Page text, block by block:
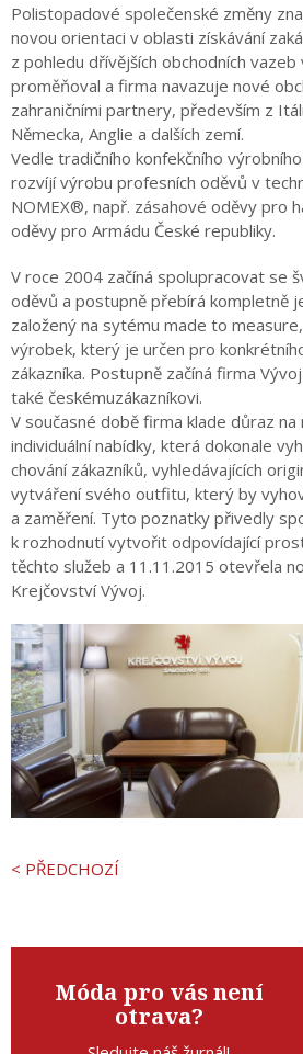
Polistopadové společenské změny
novou orientaci v oblasti získávání
z pohledu dřívějších obchodních vazeb
proměňoval a firma navazuje nové
zahraničními partnery, především z
Německa, Anglie a dalších zemí.
Vedle tradičního konfekčního
rozvíjí výrobu profesních oděvů v
NOMEX®, např. zásahové oděvy pro
oděvy pro Armádu České republiky.
V roce 2004 začíná spolupracovat se
oděvů a postupně přebírá kompletně
založený na sytému made to
výrobek, který je určen pro
zákazníka. Postupně začíná firma
také českémuzákazníkovi.
V současné době firma klade důraz
individuální nabídky, která dokonale
chování zákazníků, vyhledávajících
vytváření svého outfitu, který by
a zaměření. Tyto poznatky přivedly
k rozhodnutí vytvořit odpovídající
těchto služeb a 11.11.2015 otevřela
Krejčovství Vývoj.
< PŘEDCHOZÍ
Móda pro vás není
otrava?